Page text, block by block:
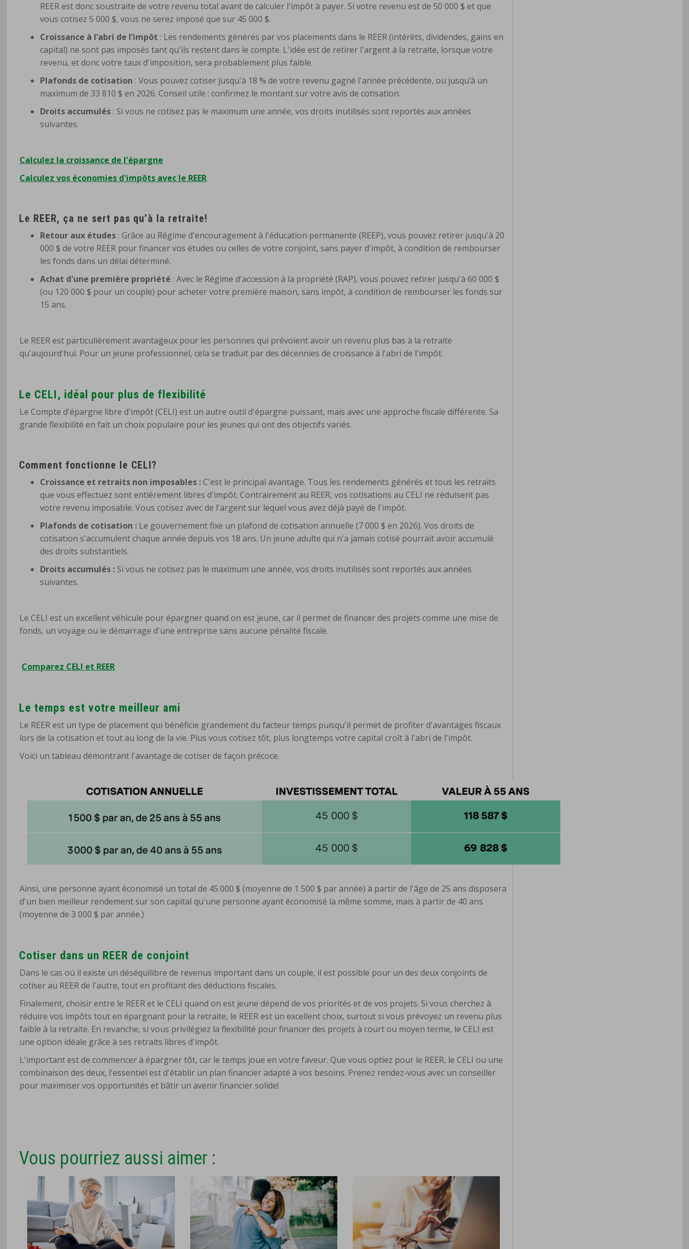
REER est donc soustraite de votre revenu total avant de calculer l'impôt à payer. Si votre revenu est de 50 000 $ et que
vous cotisez 5 000 $, vous ne serez imposé que sur 45 000 $.
Croissance à l’abri de l’impôt : Les rendements générés par vos placements dans le REER (intérêts, dividendes, gains en
capital) ne sont pas imposés tant qu'ils restent dans le compte. L'idée est de retirer l'argent à la retraite, lorsque votre
revenu, et donc votre taux d'imposition, sera probablement plus faible.
Plafonds de cotisation : Vous pouvez cotiser jusqu'à 18 % de votre revenu gagné l'année précédente, ou jusqu’à un
maximum de 33 810 $ en 2026. Conseil utile : confirmez le montant sur votre avis de cotisation.
Droits accumulés : Si vous ne cotisez pas le maximum une année, vos droits inutilisés sont reportés aux années
suivantes.
Calculez la croissance de l'épargne
Calculez vos économies d'impôts avec le REER
Le REER, ça ne sert pas qu’à la retraite!
Retour aux études : Grâce au Régime d'encouragement à l'éducation permanente (REEP), vous pouvez retirer jusqu'à 20
000 $ de votre REER pour financer vos études ou celles de votre conjoint, sans payer d'impôt, à condition de rembourser
les fonds dans un délai déterminé.
Achat d'une première propriété : Avec le Régime d'accession à la propriété (RAP), vous pouvez retirer jusqu'à 60 000 $
(ou 120 000 $ pour un couple) pour acheter votre première maison, sans impôt, à condition de rembourser les fonds sur
15 ans.
Le REER est particulièrement avantageux pour les personnes qui prévoient avoir un revenu plus bas à la retraite
qu'aujourd'hui. Pour un jeune professionnel, cela se traduit par des décennies de croissance à l'abri de l'impôt.
Le CELI, idéal pour plus de flexibilité
Le Compte d'épargne libre d'impôt (CELI) est un autre outil d'épargne puissant, mais avec une approche fiscale différente. Sa
grande flexibilité en fait un choix populaire pour les jeunes qui ont des objectifs variés.
Comment fonctionne le CELI?
Croissance et retraits non imposables :C'est le principal avantage. Tous les rendements générés et tous les retraits
que vous effectuez sont entièrement libres d'impôt. Contrairement au REER, vos cotisations au CELI ne réduisent pas
votre revenu imposable. Vous cotisez avec de l'argent sur lequel vous avez déjà payé de l'impôt.
Plafonds de cotisation : Le gouvernement fixe un plafond de cotisation annuelle (7 000 $ en 2026). Vos droits de
cotisation s'accumulent chaque année depuis vos 18 ans. Un jeune adulte qui n'a jamais cotisé pourrait avoir accumulé
des droits substantiels.
Droits accumulés : Si vous ne cotisez pas le maximum une année, vos droits inutilisés sont reportés aux années
suivantes.
Le CELI est un excellent véhicule pour épargner quand on est jeune, car il permet de financer des projets comme une mise de
fonds, un voyage ou le démarrage d'une entreprise sans aucune pénalité fiscale.
Comparez CELI et REER
Le temps est votre meilleur ami
Le REER est un type de placement qui bénéficie grandement du facteur temps puisqu'il permet de profiter d'avantages fiscaux
lors de la cotisation et tout au long de la vie. Plus vous cotisez tôt, plus longtemps votre capital croît à l'abri de l'impôt.
Voici un tableau démontrant l'avantage de cotiser de façon précoce.
Ainsi, une personne ayant économisé un total de 45 000 $ (moyenne de 1 500 $ par année) à partir de l'âge de 25 ans disposera
d'un bien meilleur rendement sur son capital qu'une personne ayant économisé la même somme, mais à partir de 40 ans
(moyenne de 3 000 $ par année.)
Cotiser dans un REER de conjoint
Dans le cas où il existe un déséquilibre de revenus important dans un couple, il est possible pour un des deux conjoints de
cotiser au REER de l'autre, tout en profitant des déductions fiscales.
Finalement, choisir entre le REER et le CELI quand on est jeune dépend de vos priorités et de vos projets. Si vous cherchez à
réduire vos impôts tout en épargnant pour la retraite, le REER est un excellent choix, surtout si vous prévoyez un revenu plus
faible à la retraite. En revanche, si vous privilégiez la flexibilité pour financer des projets à court ou moyen terme, le CELI est
une option idéale grâce à ses retraits libres d'impôt.
L'important est de commencer à épargner tôt, car le temps joue en votre faveur. Que vous optiez pour le REER, le CELI ou une
combinaison des deux, l'essentiel est d'établir un plan financier adapté à vos besoins. Prenez rendez-vous avec un conseiller
pour maximiser vos opportunités et bâtir un avenir financier solide!
Vous pourriez aussi aimer :